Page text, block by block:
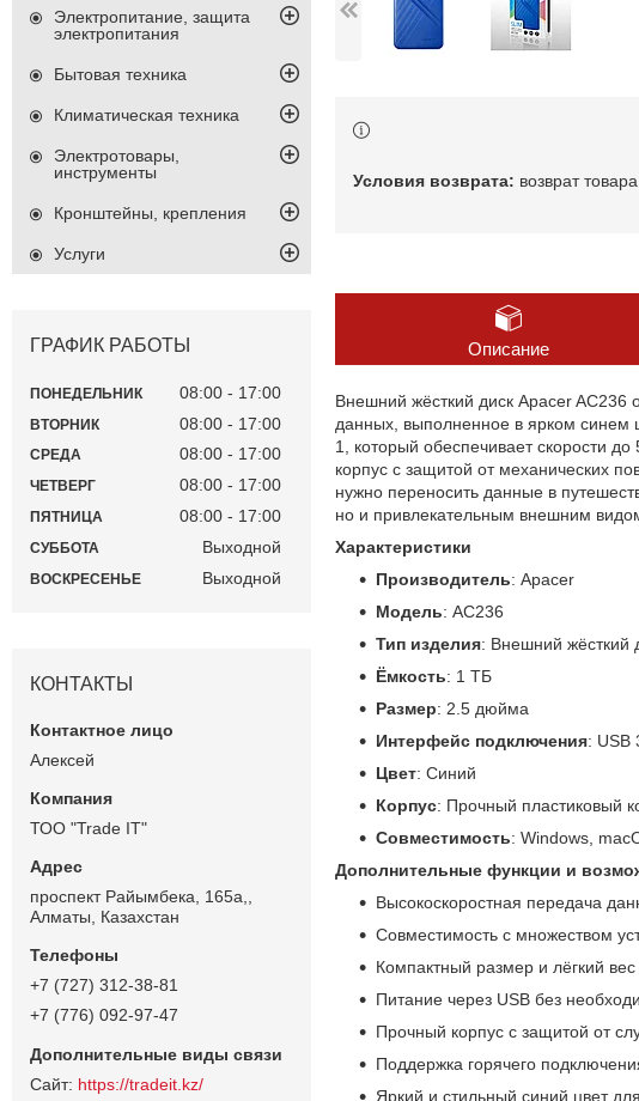
возврат
Описание
Внешний жёсткий диск Apacer
данных, выполненное в ярком синем
1, который обеспечивает скорости
корпус с защитой от механических
нужно переносить данные в
но и привлекательным внешним
Характеристики
Производитель: Apacer
Модель: AC236
Тип изделия: Внешний жёсткий
Ёмкость: 1 ТБ
Размер: 2.5 дюйма
Интерфейс подключения: USB
Цвет: Синий
Корпус: Прочный пластиковый
Совместимость: Windows,
Дополнительные функции и
Высокоскоростная передача
Совместимость с множеством
Компактный размер и лёгкий
Питание через USB без
Прочный корпус с защитой от
Поддержка горячего
Яркий и стильный синий цвет
Электропитание, защита
электропитания
Бытовая техника
Климатическая техника
Электротовары,
инструменты
Кронштейны, крепления
Услуги
ГРАФИК РАБОТЫ
ПОНЕДЕЛЬНИК 08:00 17:00
ВТОРНИК 08:00 17:00
СРЕДА 08:00 17:00
ЧЕТВЕРГ 08:00 17:00
ПЯТНИЦА 08:00 17:00
СУББОТА Выходной
ВОСКРЕСЕНЬЕ Выходной
КОНТАКТЫ
Алексей
ТОО "Trade IT"
проспект Райымбека, 165а,,
Алматы, Казахстан
+7 (727) 312-38-81
+7 (776) 092-97-47
https://tradeit.kz/